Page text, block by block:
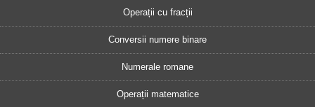
Operații cu fracții
Conversii numere binare
Numerale romane
Operații matematice